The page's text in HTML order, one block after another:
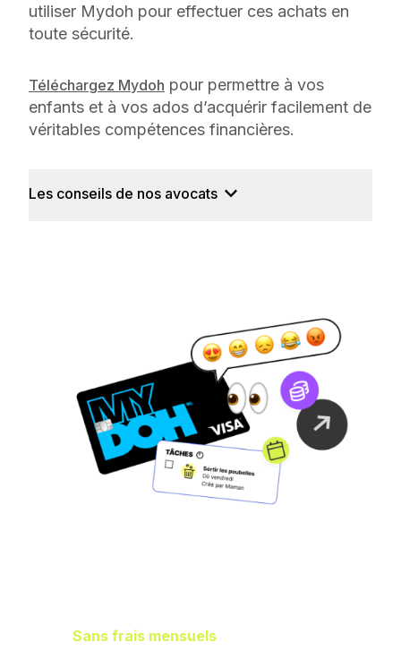
utiliser Mydoh pour effectuer ces achats en
toute sécurité.
Téléchargez Mydoh pour permettre à vos
enfants et à vos ados d’acquérir facilement de
véritables compétences financières.
Les conseils de nos avocats
Sans frais mensuels, il vous en reste